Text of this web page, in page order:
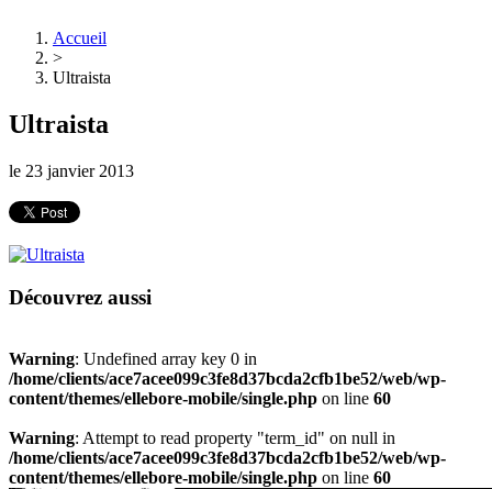
Accueil
>
Ultraista
Ultraista
le 23 janvier 2013
Découvrez aussi
Warning: Undefined array key 0 in
/home/clients/ace7acee099c3fe8d37bcda2cfb1be52/web/wp-
content/themes/ellebore-mobile/single.php on line 60
Warning: Attempt to read property "term_id" on null in
/home/clients/ace7acee099c3fe8d37bcda2cfb1be52/web/wp-
content/themes/ellebore-mobile/single.php on line 60